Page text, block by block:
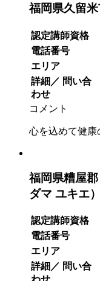
福岡県久留
認定講師資格
電話番号
エリア
詳細／ 問い合
わせ
コメント
心を込めて健康
福岡県糟屋
ダマ ユキエ）
認定講師資格
電話番号
エリア
詳細／ 問い合